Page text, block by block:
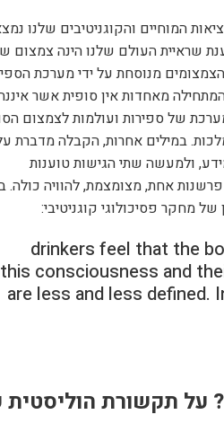
המוחיים והקוגניטיבים שלנו
שראיית העולם שלנו הינה צמצום
מנוסחת על ידי מערכת
מאחדות אין סופית אשר
של ספירות ועולמות לצמצום
במילים אחרות, הקבלה מדברת
ולמעשה שתי הגישות טוענות
אחת, מצומצמת, להוויה כולה.
מחקר פסיכולוגי קוגניטיבי:
… drinkers feel that the
this consciousness and
are less and less defined.
על תקשורת